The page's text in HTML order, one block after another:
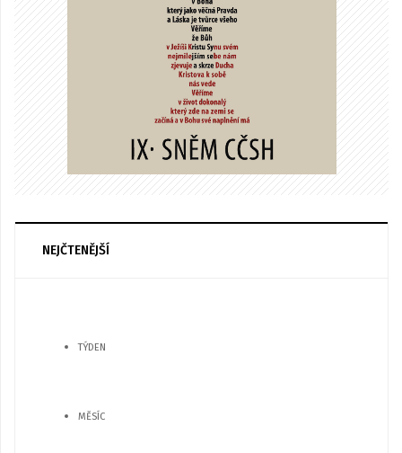
NEJČTENĚJŠÍ
TÝDEN
MĚSÍC